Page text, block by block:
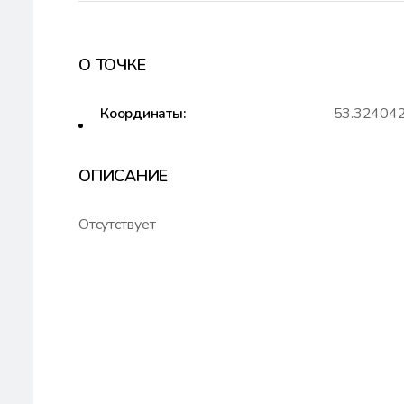
О ТОЧКЕ
Координаты:
ОПИСАНИЕ
Отсутствует